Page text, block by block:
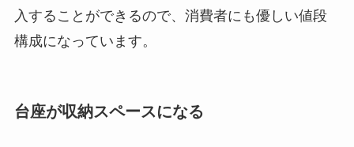
入することができるので、消費者にも優しい値段
構成になっています。
台座が収納スペースになる